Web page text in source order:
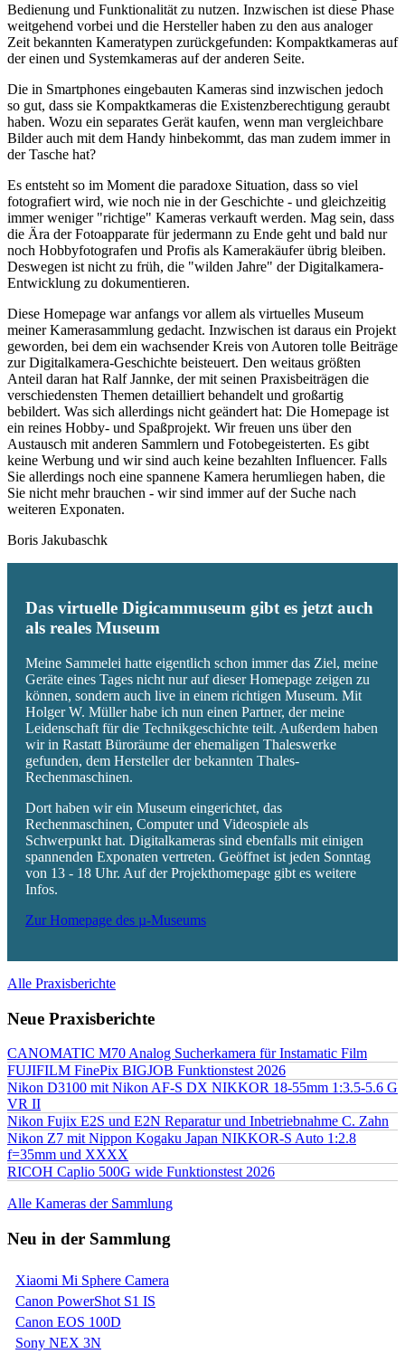
Bedienung und Funktionalität zu nutzen. Inzwischen ist diese Phase
weitgehend vorbei und die Hersteller haben zu den aus analoger
Zeit bekannten Kameratypen zurückgefunden: Kompaktkameras auf
der einen und Systemkameras auf der anderen Seite.
Die in Smartphones eingebauten Kameras sind inzwischen jedoch
so gut, dass sie Kompaktkameras die Existenzberechtigung geraubt
haben. Wozu ein separates Gerät kaufen, wenn man vergleichbare
Bilder auch mit dem Handy hinbekommt, das man zudem immer in
der Tasche hat?
Es entsteht so im Moment die paradoxe Situation, dass so viel
fotografiert wird, wie noch nie in der Geschichte - und gleichzeitig
immer weniger "richtige" Kameras verkauft werden. Mag sein, dass
die Ära der Fotoapparate für jedermann zu Ende geht und bald nur
noch Hobbyfotografen und Profis als Kamerakäufer übrig bleiben.
Deswegen ist nicht zu früh, die "wilden Jahre" der Digitalkamera-
Entwicklung zu dokumentieren.
Diese Homepage war anfangs vor allem als virtuelles Museum
meiner Kamerasammlung gedacht. Inzwischen ist daraus ein Projekt
geworden, bei dem ein wachsender Kreis von Autoren tolle Beiträge
zur Digitalkamera-Geschichte beisteuert. Den weitaus größten
Anteil daran hat Ralf Jannke, der mit seinen Praxisbeiträgen die
verschiedensten Themen detailliert behandelt und großartig
bebildert. Was sich allerdings nicht geändert hat: Die Homepage ist
ein reines Hobby- und Spaßprojekt. Wir freuen uns über den
Austausch mit anderen Sammlern und Fotobegeisterten. Es gibt
keine Werbung und wir sind auch keine bezahlten Influencer. Falls
Sie allerdings noch eine spannene Kamera herumliegen haben, die
Sie nicht mehr brauchen - wir sind immer auf der Suche nach
weiteren Exponaten.
Boris Jakubaschk
Das virtuelle Digicammuseum gibt es jetzt auch
als reales Museum
Meine Sammelei hatte eigentlich schon immer das Ziel, meine
Geräte eines Tages nicht nur auf dieser Homepage zeigen zu
können, sondern auch live in einem richtigen Museum. Mit
Holger W. Müller habe ich nun einen Partner, der meine
Leidenschaft für die Technikgeschichte teilt. Außerdem haben
wir in Rastatt Büroräume der ehemaligen Thaleswerke
gefunden, dem Hersteller der bekannten Thales-
Rechenmaschinen.
Dort haben wir ein Museum eingerichtet, das
Rechenmaschinen, Computer und Videospiele als
Schwerpunkt hat. Digitalkameras sind ebenfalls mit einigen
spannenden Exponaten vertreten. Geöffnet ist jeden Sonntag
von 13 - 18 Uhr. Auf der Projekthomepage gibt es weitere
Infos.
Zur Homepage des µ-Museums
Alle Praxisberichte
Neue Praxisberichte
CANOMATIC M70 Analog Sucherkamera für Instamatic Film
FUJIFILM FinePix BIGJOB Funktionstest 2026
Nikon D3100 mit Nikon AF-S DX NIKKOR 18-55mm 1:3.5-5.6 G
VR II
Nikon Fujix E2S und E2N Reparatur und Inbetriebnahme C. Zahn
Nikon Z7 mit Nippon Kogaku Japan NIKKOR-S Auto 1:2.8
f=35mm und XXXX
RICOH Caplio 500G wide Funktionstest 2026
Alle Kameras der Sammlung
Neu in der Sammlung
Xiaomi Mi Sphere Camera
Canon PowerShot S1 IS
Canon EOS 100D
Sony NEX 3N